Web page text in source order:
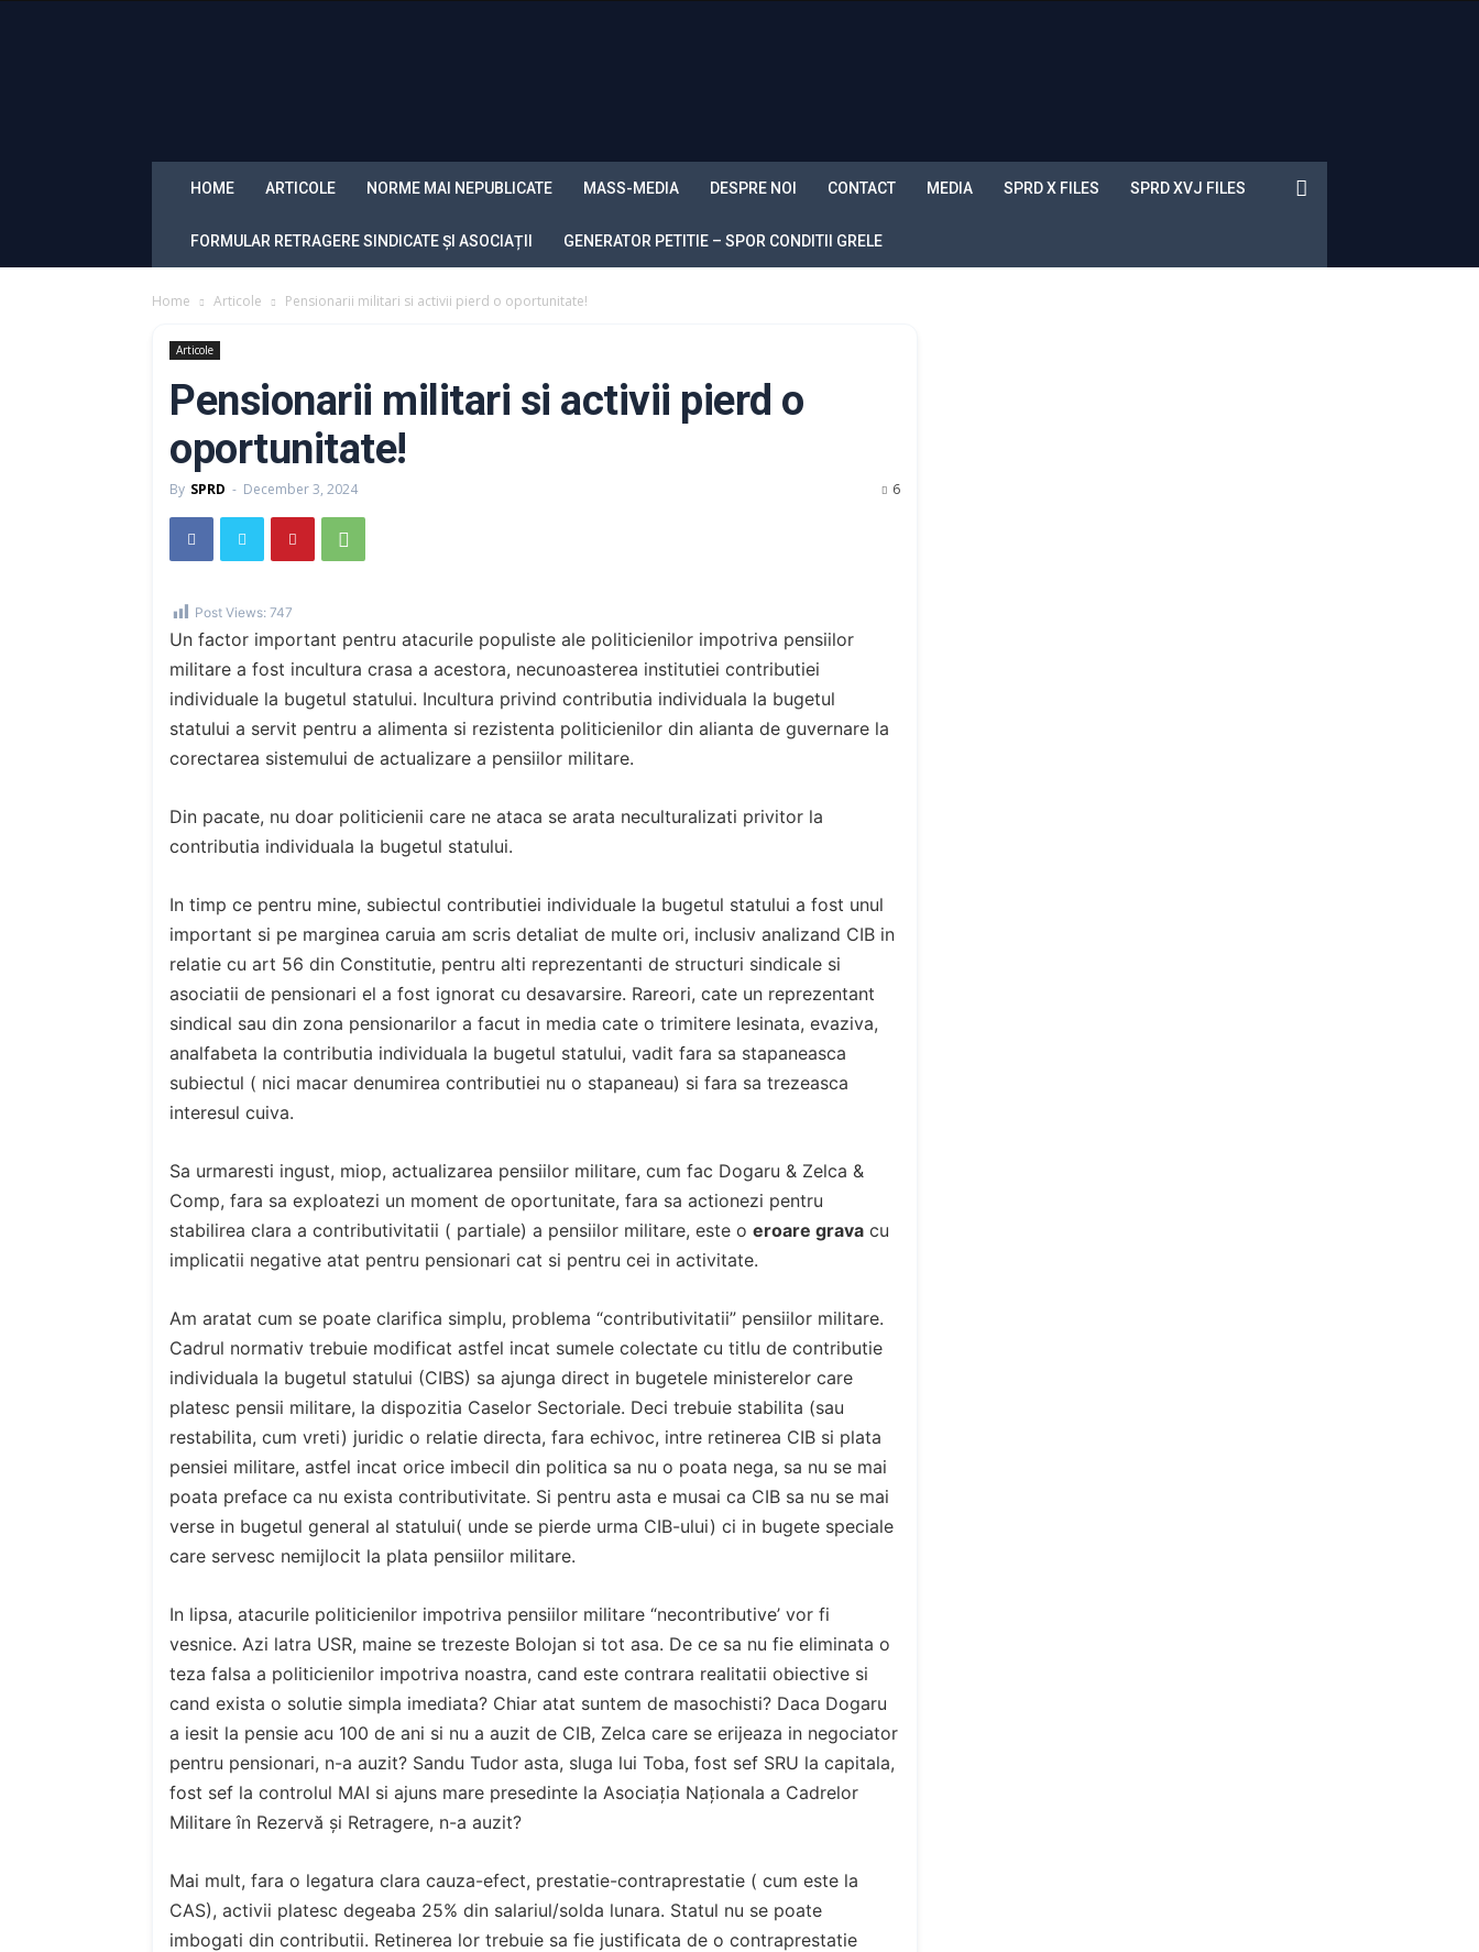
HOME ARTICOLE NORME MAI NEPUBLICATE MASS-MEDIA DESPRE NOI CONTACT MEDIA SPRD X FILES SPRD XVJ FILES
FORMULAR RETRAGERE SINDICATE ȘI ASOCIAȚII GENERATOR PETITIE – SPOR CONDITII GRELE
Home Articole Pensionarii militari si activii pierd o oportunitate!
Articole
Pensionarii militari si activii pierd o
oportunitate!
By SPRD - December 3, 2024 6
Post Views: 747
Un factor important pentru atacurile populiste ale politicienilor impotriva pensiilor
militare a fost incultura crasa a acestora, necunoasterea institutiei contributiei
individuale la bugetul statului. Incultura privind contributia individuala la bugetul
statului a servit pentru a alimenta si rezistenta politicienilor din alianta de guvernare la
corectarea sistemului de actualizare a pensiilor militare.
Din pacate, nu doar politicienii care ne ataca se arata neculturalizati privitor la
contributia individuala la bugetul statului.
In timp ce pentru mine, subiectul contributiei individuale la bugetul statului a fost unul
important si pe marginea caruia am scris detaliat de multe ori, inclusiv analizand CIB in
relatie cu art 56 din Constitutie, pentru alti reprezentanti de structuri sindicale si
asociatii de pensionari el a fost ignorat cu desavarsire. Rareori, cate un reprezentant
sindical sau din zona pensionarilor a facut in media cate o trimitere lesinata, evaziva,
analfabeta la contributia individuala la bugetul statului, vadit fara sa stapaneasca
subiectul ( nici macar denumirea contributiei nu o stapaneau) si fara sa trezeasca
interesul cuiva.
Sa urmaresti ingust, miop, actualizarea pensiilor militare, cum fac Dogaru & Zelca &
Comp, fara sa exploatezi un moment de oportunitate, fara sa actionezi pentru
stabilirea clara a contributivitatii ( partiale) a pensiilor militare, este o eroare grava cu
implicatii negative atat pentru pensionari cat si pentru cei in activitate.
Am aratat cum se poate clarifica simplu, problema “contributivitatii” pensiilor militare.
Cadrul normativ trebuie modificat astfel incat sumele colectate cu titlu de contributie
individuala la bugetul statului (CIBS) sa ajunga direct in bugetele ministerelor care
platesc pensii militare, la dispozitia Caselor Sectoriale. Deci trebuie stabilita (sau
restabilita, cum vreti) juridic o relatie directa, fara echivoc, intre retinerea CIB si plata
pensiei militare, astfel incat orice imbecil din politica sa nu o poata nega, sa nu se mai
poata preface ca nu exista contributivitate. Si pentru asta e musai ca CIB sa nu se mai
verse in bugetul general al statului( unde se pierde urma CIB-ului) ci in bugete speciale
care servesc nemijlocit la plata pensiilor militare.
In lipsa, atacurile politicienilor impotriva pensiilor militare “necontributive’ vor fi
vesnice. Azi latra USR, maine se trezeste Bolojan si tot asa. De ce sa nu fie eliminata o
teza falsa a politicienilor impotriva noastra, cand este contrara realitatii obiective si
cand exista o solutie simpla imediata? Chiar atat suntem de masochisti? Daca Dogaru
a iesit la pensie acu 100 de ani si nu a auzit de CIB, Zelca care se erijeaza in negociator
pentru pensionari, n-a auzit? Sandu Tudor asta, sluga lui Toba, fost sef SRU la capitala,
fost sef la controlul MAI si ajuns mare presedinte la Asociația Naționala a Cadrelor
Militare în Rezervă și Retragere, n-a auzit?
Mai mult, fara o legatura clara cauza-efect, prestatie-contraprestatie ( cum este la
CAS), activii platesc degeaba 25% din salariul/solda lunara. Statul nu se poate
imbogati din contributii. Retinerea lor trebuie sa fie justificata de o contraprestatie